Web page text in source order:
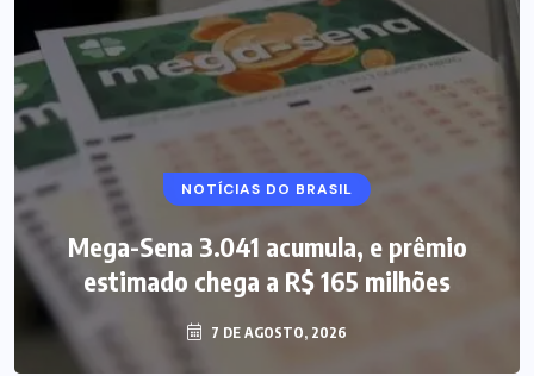
NOTÍCIAS DO BRASIL
Mega-Sena 3.041 acumula, e prêmio
estimado chega a R$ 165 milhões
7 DE AGOSTO, 2026